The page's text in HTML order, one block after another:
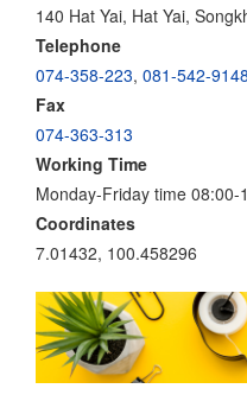
140 Hat Yai, Hat Yai,
Telephone
074-358-223, 081-542-9148
Fax
074-363-313
Working Time
Monday-Friday time
Coordinates
7.01432, 100.458296